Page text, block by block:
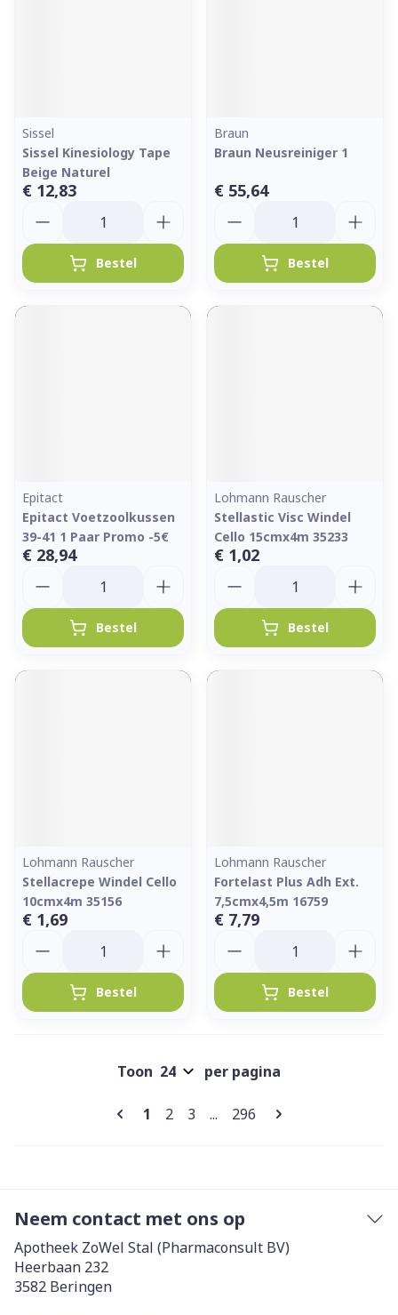
Sissel
Sissel Kinesiology Tape
Beige Naturel
€ 12,83
Bestel
Braun
Braun Neusreiniger 1
€ 55,64
Bestel
Epitact
Epitact Voetzoolkussen
39-41 1 Paar Promo -5€
€ 28,94
Bestel
Lohmann Rauscher
Stellastic Visc Windel
Cello 15cmx4m 35233
€ 1,02
Bestel
Lohmann Rauscher
Stellacrepe Windel Cello
10cmx4m 35156
€ 1,69
Bestel
Lohmann Rauscher
Fortelast Plus Adh Ext.
7,5cmx4,5m 16759
€ 7,79
Bestel
Pagina's
U lees momenteel pagina
1 Pagina
2 Pagina
3 ... Pagina
296
Toon per pagina
Neem contact met ons op
Apotheek ZoWel Stal (Pharmaconsult BV)
Heerbaan 232
3582 Beringen